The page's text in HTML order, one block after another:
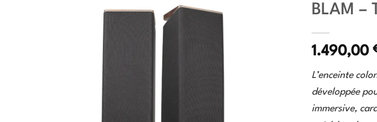
BLAM –
1.490,00
L’enceinte
développée
immersive,